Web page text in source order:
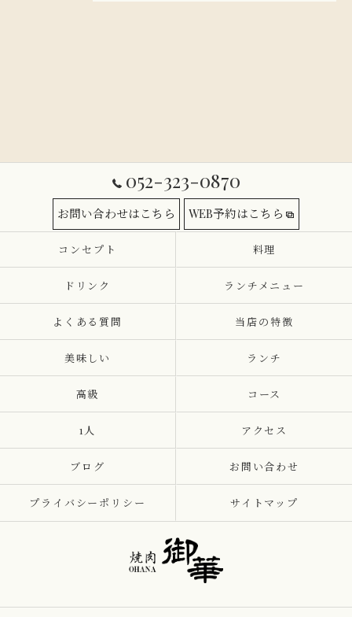
052-323-0870
お問い合わせはこちら WEB予約はこちら
コンセプト 料理
ドリンク ランチメニュー
よくある質問 当店の特徴
美味しい ランチ
高級 コース
1人 アクセス
ブログ お問い合わせ
プライバシーポリシー サイトマップ